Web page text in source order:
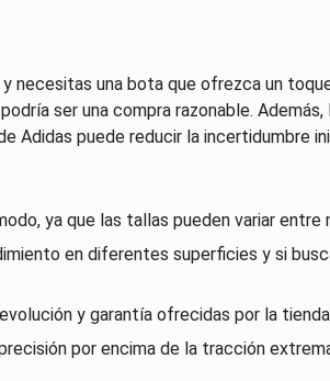
necesitas una bota que ofrezca un
ser una compra razonable.
Adidas puede reducir la incertidumbre
ya que las tallas pueden variar entre
en diferentes superficies y si
y garantía ofrecidas por la
por encima de la tracción